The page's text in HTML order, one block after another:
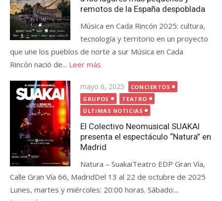
remotos de la España despoblada
Música en Cada Rincón 2025: cultura,
tecnología y territorio en un proyecto
que une los pueblos de norte a sur Música en Cada
Rincón nació de... Leer más
Publicada
el
mayo 6, 2025
CONCIERTOS
GRUPOS
TEATRO
ÚLTIMAS NOTICIAS
El Colectivo Neomusical SUAKAI
presenta el espectáculo “Natura” en
Madrid
Natura – SuakaiTeatro EDP Gran Vía,
Calle Gran Vía 66, MadridDel 13 al 22 de octubre de 2025
Lunes, martes y miércoles: 20:00 horas. Sábado:...